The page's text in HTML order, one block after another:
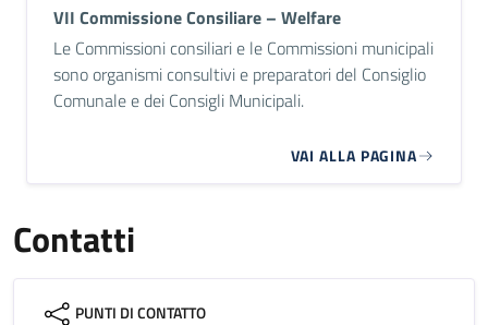
VII Commissione Consiliare – Welfare
Le Commissioni consiliari e le Commissioni municipali
sono organismi consultivi e preparatori del Consiglio
Comunale e dei Consigli Municipali.
VAI ALLA PAGINA
Contatti
PUNTI DI CONTATTO